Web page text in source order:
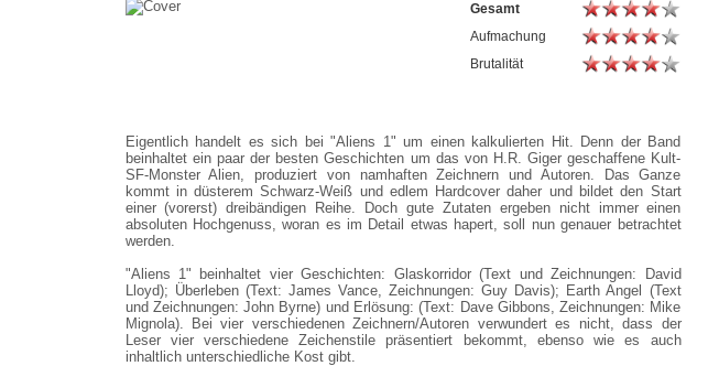
Gesamt
Aufmachung
Brutalität
Eigentlich handelt es sich bei "Aliens 1" um einen kalkulierten Hit. Denn der Band
beinhaltet ein paar der besten Geschichten um das von H.R. Giger geschaffene Kult-
SF-Monster Alien, produziert von namhaften Zeichnern und Autoren. Das Ganze
kommt in düsterem Schwarz-Weiß und edlem Hardcover daher und bildet den Start
einer (vorerst) dreibändigen Reihe. Doch gute Zutaten ergeben nicht immer einen
absoluten Hochgenuss, woran es im Detail etwas hapert, soll nun genauer betrachtet
werden.
"Aliens 1" beinhaltet vier Geschichten: Glaskorridor (Text und Zeichnungen: David
Lloyd); Überleben (Text: James Vance, Zeichnungen: Guy Davis); Earth Angel (Text
und Zeichnungen: John Byrne) und Erlösung: (Text: Dave Gibbons, Zeichnungen: Mike
Mignola). Bei vier verschiedenen Zeichnern/Autoren verwundert es nicht, dass der
Leser vier verschiedene Zeichenstile präsentiert bekommt, ebenso wie es auch
inhaltlich unterschiedliche Kost gibt.